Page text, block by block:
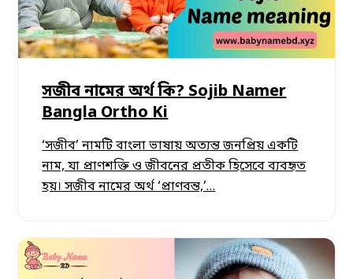
সজীব নামের অর্থ কি? Sojib Namer
Bangla Ortho Ki
‘সজীব’ নামটি বাংলা ভাষায় অত্যন্ত জনপ্রিয় একটি
নাম, যা প্রাণশক্তি ও জীবনের প্রতীক হিসেবে ব্যবহৃত
হয়। সজীব নামের অর্থ ‘প্রাণবন্ত,’…